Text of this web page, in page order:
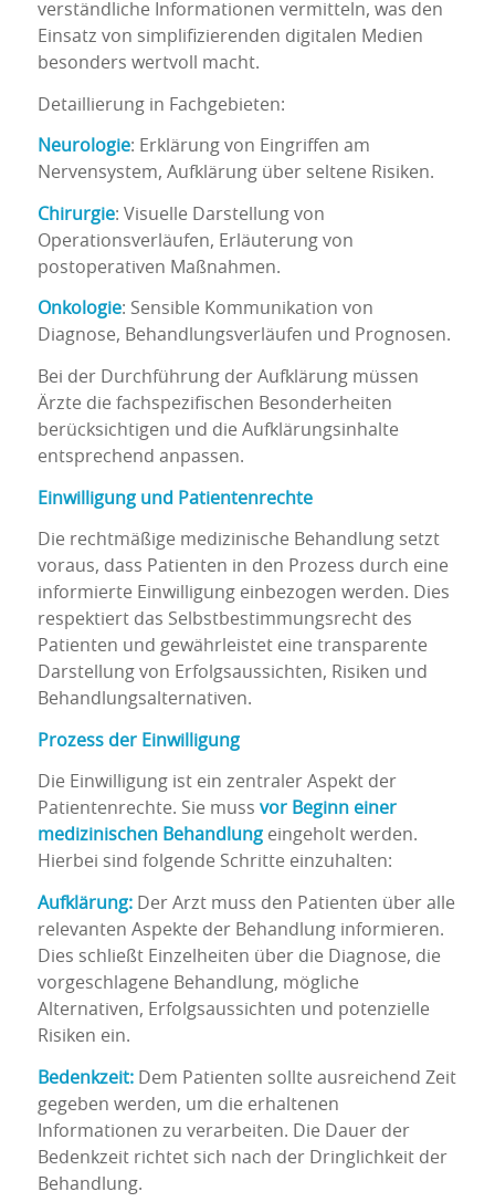
verständliche Informationen vermitteln, was den
Einsatz von simplifizierenden digitalen Medien
besonders wertvoll macht.
Detaillierung in Fachgebieten:
Neurologie: Erklärung von Eingriffen am
Nervensystem, Aufklärung über seltene Risiken.
Chirurgie: Visuelle Darstellung von
Operationsverläufen, Erläuterung von
postoperativen Maßnahmen.
Onkologie: Sensible Kommunikation von
Diagnose, Behandlungsverläufen und Prognosen.
Bei der Durchführung der Aufklärung müssen
Ärzte die fachspezifischen Besonderheiten
berücksichtigen und die Aufklärungsinhalte
entsprechend anpassen.
Einwilligung und Patientenrechte
Die rechtmäßige medizinische Behandlung setzt
voraus, dass Patienten in den Prozess durch eine
informierte Einwilligung einbezogen werden. Dies
respektiert das Selbstbestimmungsrecht des
Patienten und gewährleistet eine transparente
Darstellung von Erfolgsaussichten, Risiken und
Behandlungsalternativen.
Prozess der Einwilligung
Die Einwilligung ist ein zentraler Aspekt der
Patientenrechte. Sie muss vor Beginn einer
medizinischen Behandlungeingeholt werden.
Hierbei sind folgende Schritte einzuhalten:
Aufklärung:Der Arzt muss den Patienten über alle
relevanten Aspekte der Behandlung informieren.
Dies schließt Einzelheiten über die Diagnose, die
vorgeschlagene Behandlung, mögliche
Alternativen, Erfolgsaussichten und potenzielle
Risiken ein.
Bedenkzeit:Dem Patienten sollte ausreichend Zeit
gegeben werden, um die erhaltenen
Informationen zu verarbeiten. Die Dauer der
Bedenkzeit richtet sich nach der Dringlichkeit der
Behandlung.